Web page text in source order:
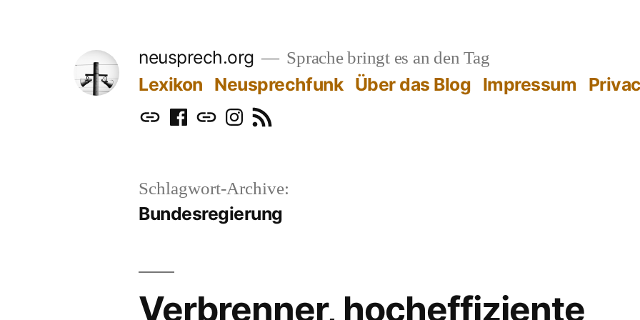
neusprech.org Sprache bringt es an den Tag
Lexikon Neusprechfunk Über das Blog Impressum
MastodonFacebook
BlueskyInstagram
RSS
Schlagwort-Archive:
Bundesregierung
Verbrenner, hocheffiziente